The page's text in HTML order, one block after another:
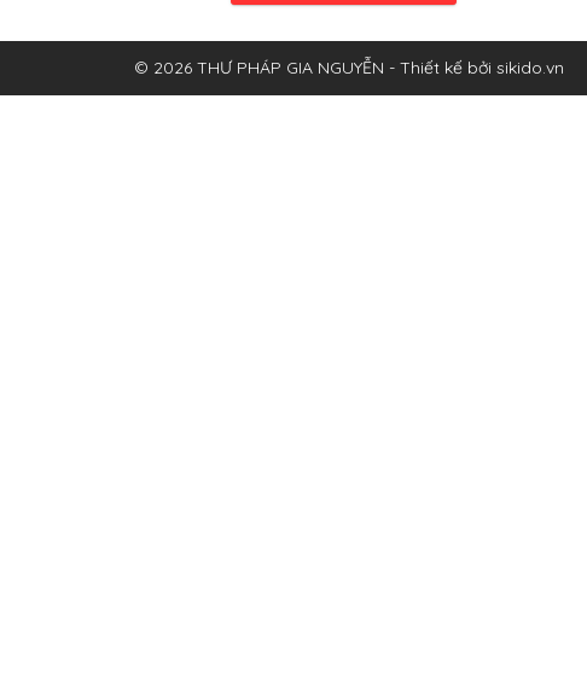
© 2026 THƯ PHÁP GIA NGUYỄN - Thiết kế bởi sikido.vn